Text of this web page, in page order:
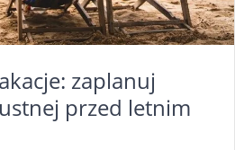
zaplanuj
przed letnim